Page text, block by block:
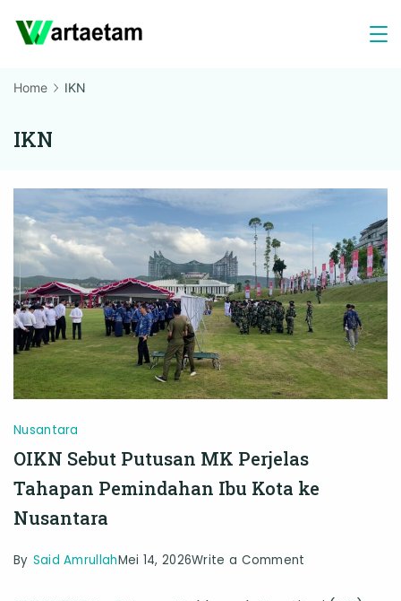
Home IKN
IKN
Nusantara
OIKN Sebut Putusan MK Perjelas
Tahapan Pemindahan Ibu Kota ke
Nusantara
By Said AmrullahMei 14, 2026Write a Comment